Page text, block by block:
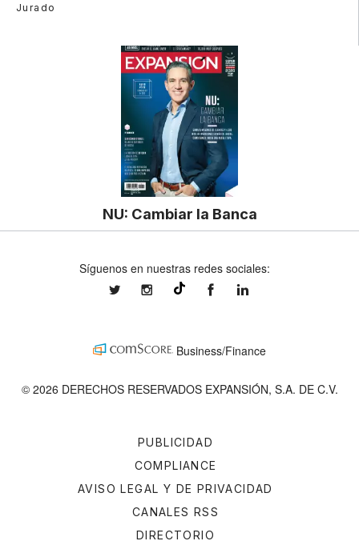
Jurado
NU: Cambiar la Banca
PUBLICIDAD
COMPLIANCE
AVISO LEGAL Y DE PRIVACIDAD
CANALES RSS
DIRECTORIO
Síguenos en nuestras redes sociales:
expansionmxexpansionmx ExpansionMex
Business/Finance
© 2026 DERECHOS RESERVADOS EXPANSIÓN, S.A. DE C.V.